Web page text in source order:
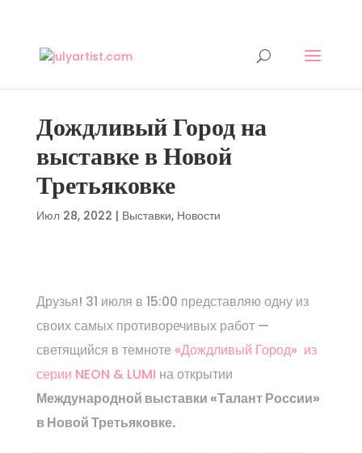
Дождливый Город на
выставке в Новой
Третьяковке
Июл 28, 2022 | Выставки, Новости
Друзья! 31 июля в 15:00 представляю одну из
своих самых противоречивых работ —
светящийся в темноте «Дождливый Город» из
серии NEON & LUMI на открытии
Международной выставки «Талант России»
в Новой Третьяковке.